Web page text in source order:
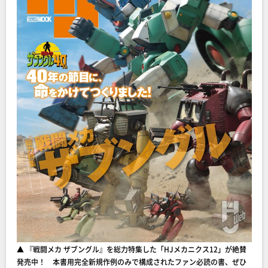
▲ 『戦闘メカ ザブングル』を総力特集した「HJメカニクス12」が絶賛
発売中！ 本書用完全新規作例のみで構成されたファン必読の書、ぜひ